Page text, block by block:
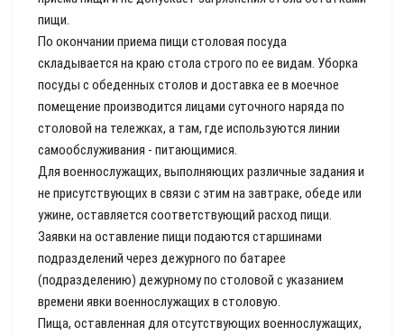
пищи.
По окончании приема пищи столовая посуда
складывается на краю стола строго по ее видам. Уборка
посуды с обеденных столов и доставка ее в моечное
помещение производится лицами суточного наряда по
столовой на тележках, а там, где используются линии
самообслуживания - питающимися.
Для военнослужащих, выполняющих различные задания и
не присутствующих в связи с этим на завтраке, обеде или
ужине, оставляется соответствующий расход пищи.
Заявки на оставление пищи подаются старшинами
подразделений через дежурного по батарее
(подразделению) дежурному по столовой с указанием
времени явки военнослужащих в столовую.
Пища, оставленная для отсутствующих военнослужащих,